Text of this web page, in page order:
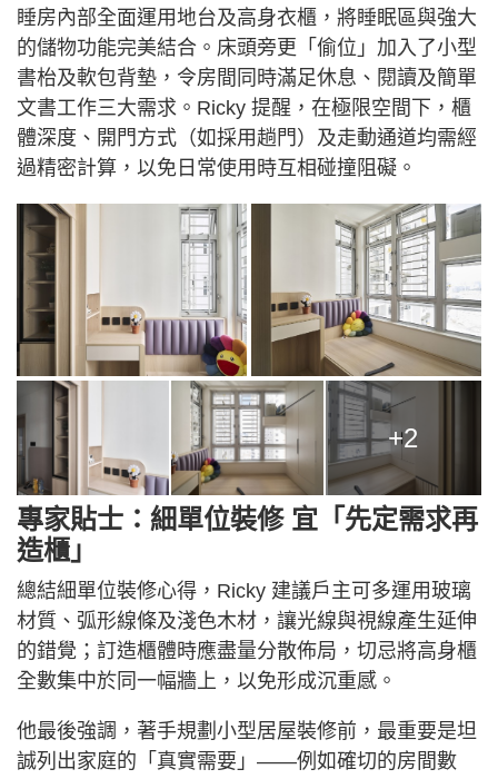
睡房內部全面運用地台及高身衣櫃，將睡眠區與強大
的儲物功能完美結合。床頭旁更「偷位」加入了小型
書枱及軟包背墊，令房間同時滿足休息、閱讀及簡單
文書工作三大需求。Ricky 提醒，在極限空間下，櫃
體深度、開門方式（如採用趟門）及走動通道均需經
過精密計算，以免日常使用時互相碰撞阻礙。
+2
專家貼士：細單位裝修 宜「先定需求再
造櫃」
總結細單位裝修心得，Ricky 建議戶主可多運用玻璃
材質、弧形線條及淺色木材，讓光線與視線產生延伸
的錯覺；訂造櫃體時應盡量分散佈局，切忌將高身櫃
全數集中於同一幅牆上，以免形成沉重感。
他最後強調，著手規劃小型居屋裝修前，最重要是坦
誠列出家庭的「真實需要」——例如確切的房間數